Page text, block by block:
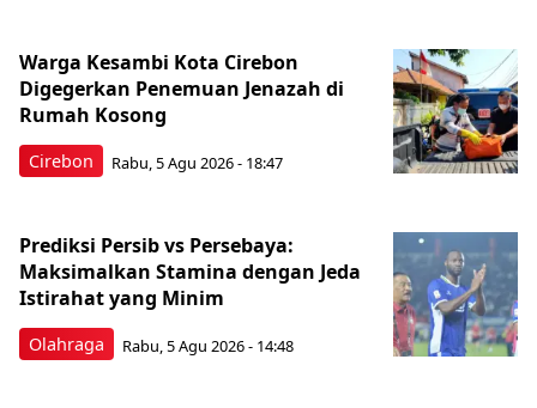
Cirebon
Warga Kesambi Kota Cirebon
Digegerkan Penemuan Jenazah di
Rumah Kosong
Rabu, 5 Agu 2026 - 18:47
Olahraga
Prediksi Persib vs Persebaya:
Maksimalkan Stamina dengan Jeda
Istirahat yang Minim
Rabu, 5 Agu 2026 - 14:48